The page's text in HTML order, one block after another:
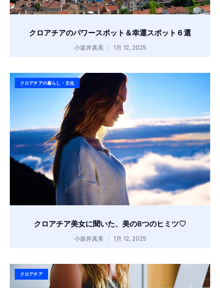
クロアチアのパワースポット＆幸運スポット６選
小坂井真美 1月 12, 2025
クロアチアの暮らし・文化
クロアチア美女に聞いた、美の8つのヒミツ♡
小坂井真美 1月 12, 2025
クロアチア